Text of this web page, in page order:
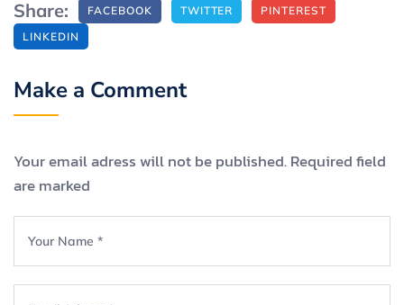
Share: FACEBOOK TWITTER
PINTEREST
LINKEDIN
Make a Comment
Your email adress will not be published. Required field
are marked